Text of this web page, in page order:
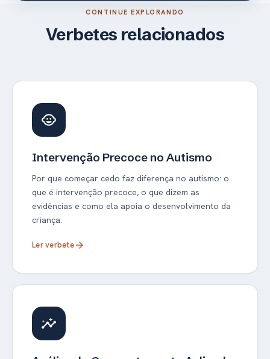
CONTINUE EXPLORANDO
Verbetes relacionados
child_care
Intervenção Precoce no Autismo
Por que começar cedo faz diferença no autismo: o
que é intervenção precoce, o que dizem as
evidências e como ela apoia o desenvolvimento da
criança.
Ler verbetearrow_forward
insights